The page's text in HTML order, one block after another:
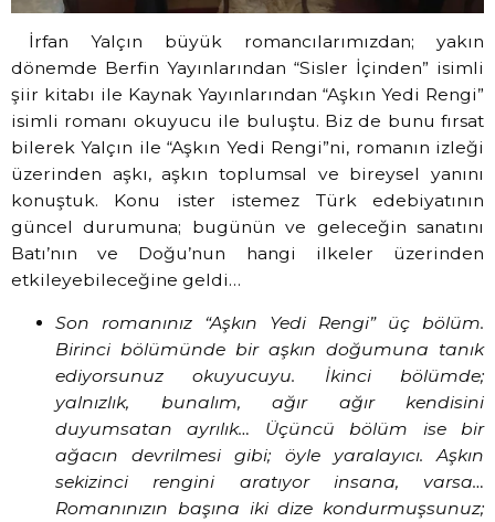
İrfan Yalçın büyük romancılarımızdan; yakın
dönemde Berfin Yayınlarından “Sisler İçinden” isimli
şiir kitabı ile Kaynak Yayınlarından “Aşkın Yedi Rengi”
isimli romanı okuyucu ile buluştu. Biz de bunu fırsat
bilerek Yalçın ile “Aşkın Yedi Rengi”ni, romanın izleği
üzerinden aşkı, aşkın toplumsal ve bireysel yanını
konuştuk. Konu ister istemez Türk edebiyatının
güncel durumuna; bugünün ve geleceğin sanatını
Batı’nın ve Doğu’nun hangi ilkeler üzerinden
etkileyebileceğine geldi…
Son romanınız “Aşkın Yedi Rengi” üç bölüm.
Birinci bölümünde bir aşkın doğumuna tanık
ediyorsunuz okuyucuyu. İkinci bölümde;
yalnızlık, bunalım, ağır ağır kendisini
duyumsatan ayrılık… Üçüncü bölüm ise bir
ağacın devrilmesi gibi; öyle yaralayıcı. Aşkın
sekizinci rengini aratıyor insana, varsa…
Romanınızın başına iki dize kondurmuşsunuz;